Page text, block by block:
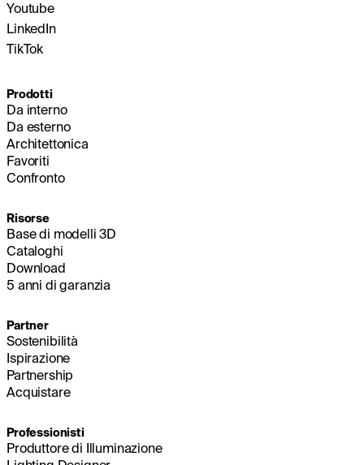
Youtube
LinkedIn
TikTok
Prodotti
Da interno
Da esterno
Architettonica
Favoriti
Confronto
Risorse
Base di modelli 3D
Cataloghi
Download
5 anni di garanzia
Partner
Sostenibilità
Ispirazione
Partnership
Acquistare
Professionisti
Produttore di Illuminazione